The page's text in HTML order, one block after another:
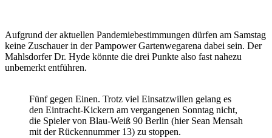
Aufgrund der aktuellen Pandemiebestimmungen dürfen am Samstag
keine Zuschauer in der Pampower Gartenwegarena dabei sein. Der
Mahlsdorfer Dr. Hyde könnte die drei Punkte also fast nahezu
unbemerkt entführen.
Fünf gegen Einen. Trotz viel Einsatzwillen gelang es
den Eintracht-Kickern am vergangenen Sonntag nicht,
die Spieler von Blau-Weiß 90 Berlin (hier Sean Mensah
mit der Rückennummer 13) zu stoppen.